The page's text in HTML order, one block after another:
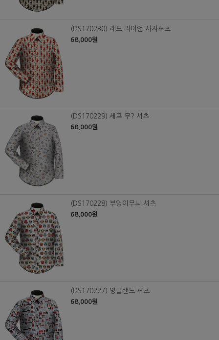
(DS170230) 레드 라이언 사자셔츠
68,000원
(DS170229) 세프 무? 셔츠
68,000원
(DS170228) 부엉이무늬 셔츠
68,000원
(DS170227) 잉글랜드 셔츠
68,000원